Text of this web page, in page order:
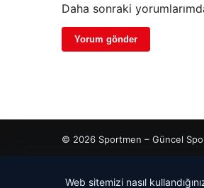
Daha sonraki
© 2026 Sportmen – Güncel
Web sitemizi nasıl